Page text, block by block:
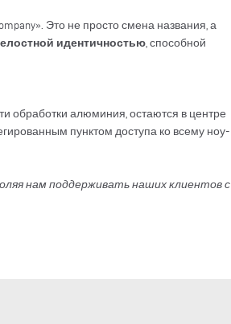
Это не просто смена названия, а
идентичностью, способной
обработки алюминия, остаются в центре
пунктом доступа ко всему ноу-
нам поддерживать наших клиентов с